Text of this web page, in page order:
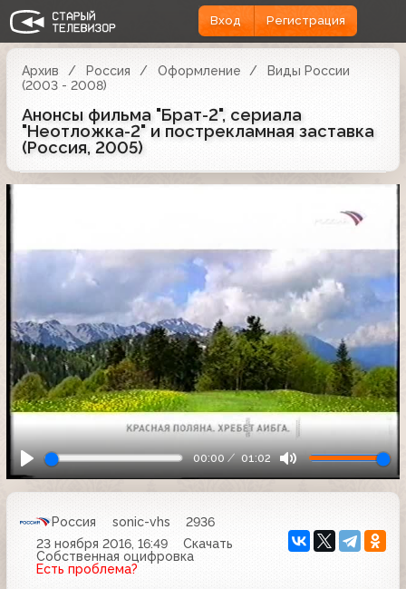
Вход Регистрация
Архив Россия Оформление
Виды России
(2003 - 2008)
Анонсы фильма "Брат-2", сериала
"Неотложка-2" и пострекламная заставка
(Россия, 2005)
00:00 01:02
Россия sonic-vhs
2936
23 ноября 2016, 16:49
Скачать
Собственная оцифровка
Есть проблема?